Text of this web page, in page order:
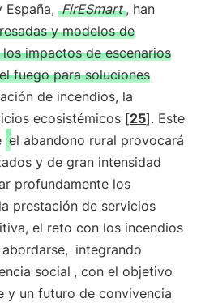
FirESmart , han
y modelos de
impactos de escenarios
fuego para soluciones
de incendios, la
ecosistémicos [25]. Este
el abandono rural provocará
y de gran intensidad
profundamente los
prestación de servicios
el reto con los incendios
integrando
social , con el objetivo
y un futuro de convivencia